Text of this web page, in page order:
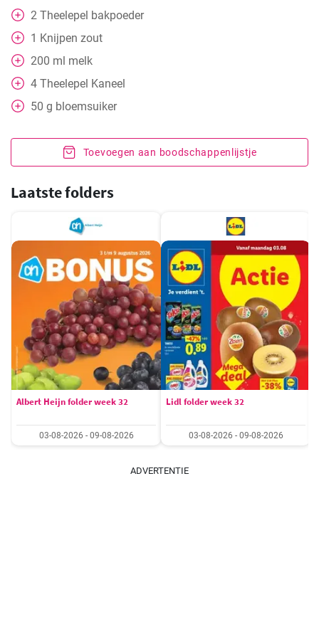
2 Theelepel bakpoeder
1 Knijpen zout
200 ml melk
4 Theelepel Kaneel
50 g bloemsuiker
Toevoegen aan boodschappenlijstje
Laatste folders
Albert Heijn folder week 32
03-08-2026 - 09-08-2026
Lidl folder week 32
03-08-2026 - 09-08-2026
ADVERTENTIE